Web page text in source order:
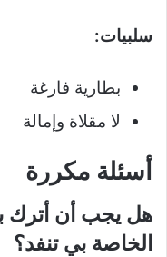
سلبيات:
بطارية فارغة
لا مقلاة وإمالة
أسئلة مكررة
هل يجب أن أترك
الخاصة بي تنفد؟